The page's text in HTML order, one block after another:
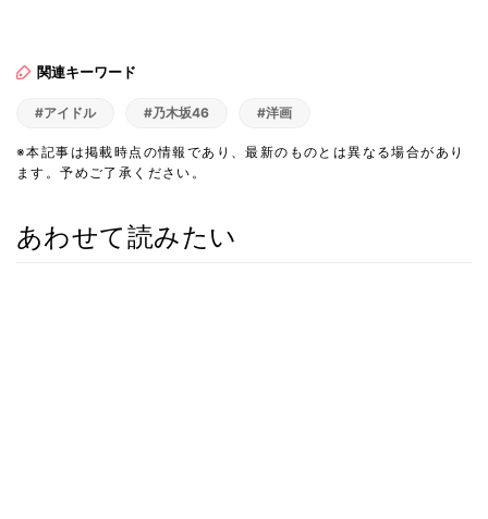
関連キーワード
#アイドル #乃木坂46 #洋画
※本記事は掲載時点の情報であり、最新のものとは異なる場合があり
ます。予めご了承ください。
あわせて読みたい